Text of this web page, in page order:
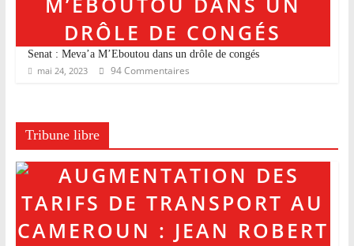
Senat : Meva’a M’Eboutou dans un drôle de congés
mai 24, 2023
94 Commentaires
Tribune libre